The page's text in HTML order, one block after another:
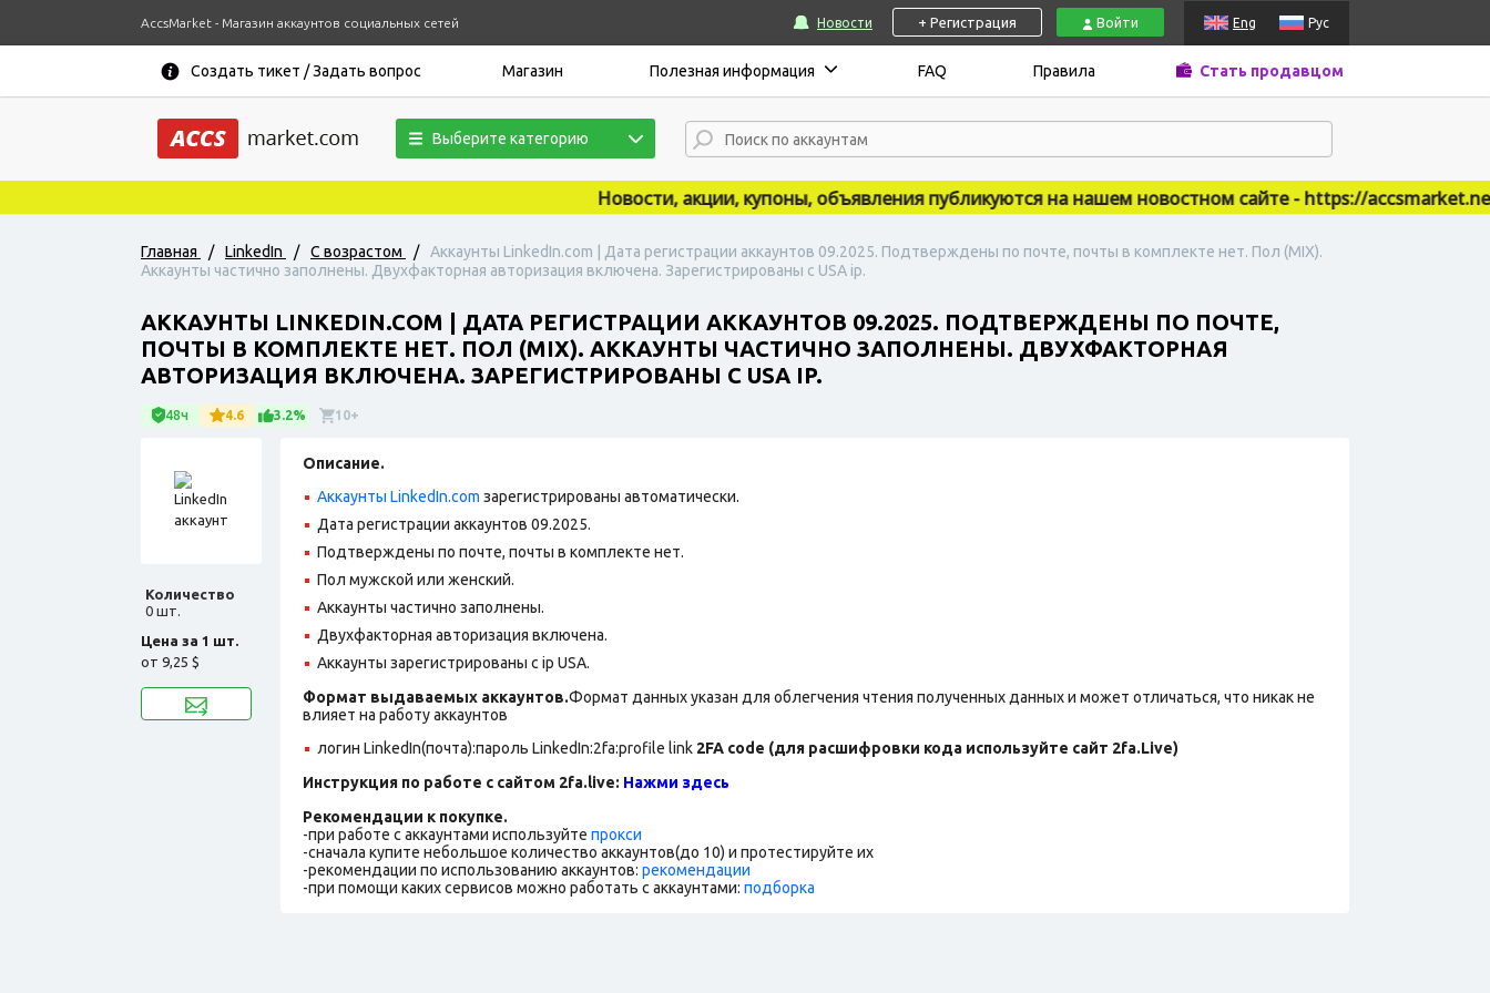
AccsMarket - Магазин аккаунтов социальных сетей Новости + Регистрация Войти Eng Рус
Создать тикет / Задать вопрос Магазин Полезная информация FAQ Правила Стать продавцом
Выберите категорию
Новости, акции, купоны, объявления публикуются на нашем новостном сайте - https://accsmarket.news
Главная / LinkedIn / С возрастом /
Аккаунты LinkedIn.com | Дата регистрации аккаунтов 09.2025. Подтверждены по почте, почты в комплекте нет. Пол (MIX).
Аккаунты частично заполнены. Двухфакторная авторизация включена. Зарегистрированы с USA ip.
АККАУНТЫ LINKEDIN.COM | ДАТА РЕГИСТРАЦИИ АККАУНТОВ 09.2025. ПОДТВЕРЖДЕНЫ ПО ПОЧТЕ,
ПОЧТЫ В КОМПЛЕКТЕ НЕТ. ПОЛ (MIX). АККАУНТЫ ЧАСТИЧНО ЗАПОЛНЕНЫ. ДВУХФАКТОРНАЯ
АВТОРИЗАЦИЯ ВКЛЮЧЕНА. ЗАРЕГИСТРИРОВАНЫ С USA IP.
48ч 4.6 3.2% 10+
Количество
0 шт.
Цена за 1 шт.
от 9,25 $
Описание.
Аккаунты LinkedIn.com зарегистрированы автоматически.
Дата регистрации аккаунтов 09.2025.
Подтверждены по почте, почты в комплекте нет.
Пол мужской или женский.
Аккаунты частично заполнены.
Двухфакторная авторизация включена.
Аккаунты зарегистрированы с ip USA.
Формат выдаваемых аккаунтов.Формат данных указан для облегчения чтения полученных данных и может отличаться, что никак не
влияет на работу аккаунтов
логин LinkedIn(почта):пароль LinkedIn:2fa:profile link 2FA code (для расшифровки кода используйте сайт 2fa.Live)
Инструкция по работе с сайтом 2fa.live: Нажми здесь
Рекомендации к покупке.
-при работе с аккаунтами используйте прокси
-сначала купите небольшое количество аккаунтов(до 10) и протестируйте их
-рекомендации по использованию аккаунтов: рекомендации
-при помощи каких сервисов можно работать с аккаунтами: подборка